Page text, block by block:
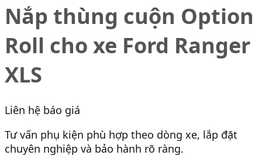
Nắp thùng cuộn Option
Roll cho xe Ford Ranger
XLS
Liên hệ báo giá
Tư vấn phụ kiện phù hợp theo dòng xe, lắp đặt
chuyên nghiệp và bảo hành rõ ràng.